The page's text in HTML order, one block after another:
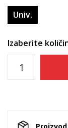
Univ.
Izaberite